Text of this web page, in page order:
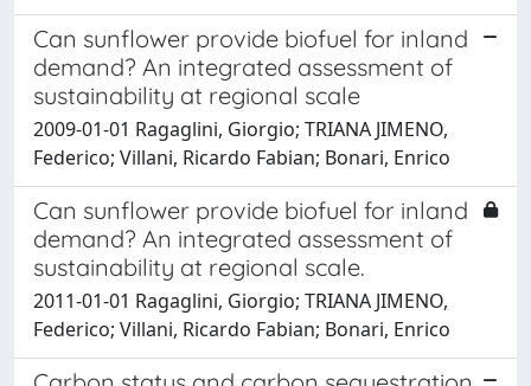
Can sunflower provide biofuel for inland
demand? An integrated assessment of
sustainability at regional scale
2009-01-01 Ragaglini, Giorgio; TRIANA JIMENO,
Federico; Villani, Ricardo Fabian; Bonari, Enrico
Can sunflower provide biofuel for inland
demand? An integrated assessment of
sustainability at regional scale.
2011-01-01 Ragaglini, Giorgio; TRIANA JIMENO,
Federico; Villani, Ricardo Fabian; Bonari, Enrico